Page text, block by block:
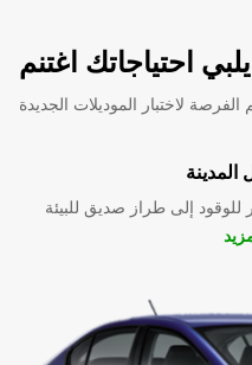
احتياجاتك اغتنم
الفرصة لاختبار الموديلات الجديدة
إلى طراز صديق للبيئة